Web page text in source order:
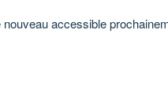
accessible